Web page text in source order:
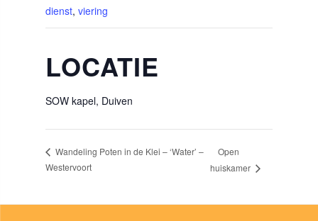
dienst, viering
LOCATIE
SOW kapel, Duiven
Wandeling Poten in de Klei – ‘Water’ –
Westervoort
Open
huiskamer